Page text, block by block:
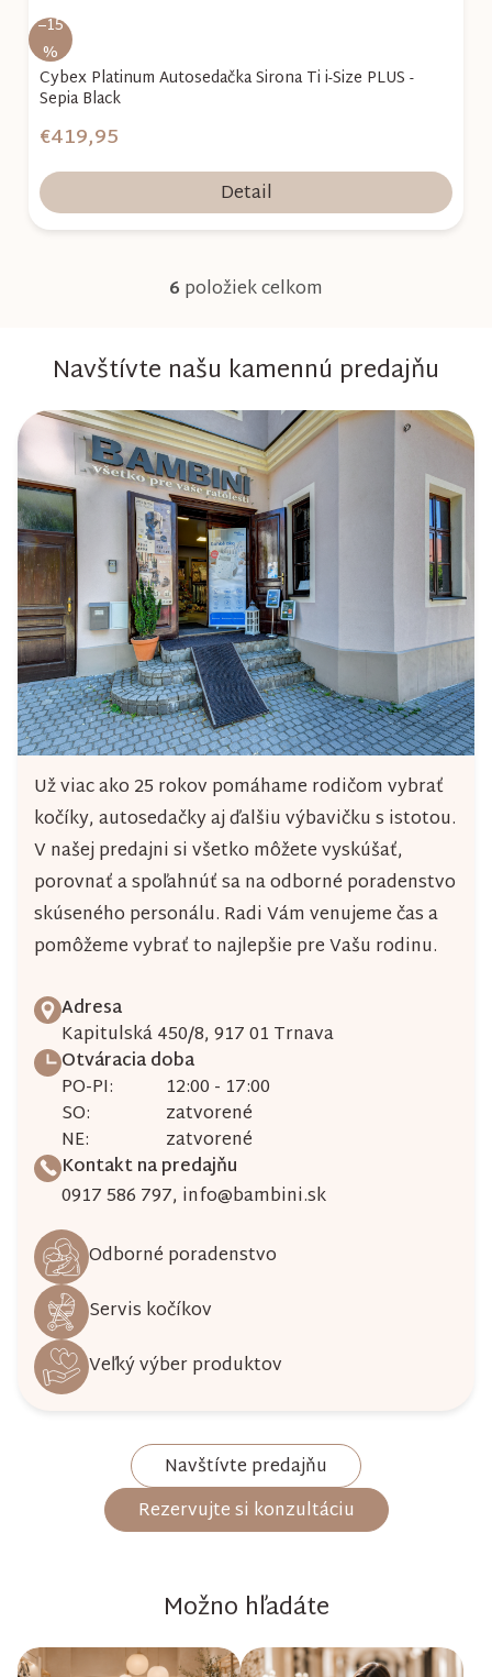
–15
%
Cybex Platinum Autosedačka Sirona Ti i-Size PLUS -
Sepia Black
€419,95
Detail
O
l
á
d
a
c
i
e
p
r
v
k
y
v
ý
p
i
s
6 položiek celkom
Navštívte našu kamennú predajňu
Už viac ako 25 rokov pomáhame rodičom vybrať
kočíky, autosedačky aj ďalšiu výbavičku s istotou.
V našej predajni si všetko môžete vyskúšať,
porovnať a spoľahnúť sa na odborné poradenstvo
skúseného personálu. Radi Vám venujeme čas a
pomôžeme vybrať to najlepšie pre Vašu rodinu.
Adresa
Kapitulská 450/8, 917 01 Trnava
Otváracia doba
PO-PI:
12:00 - 17:00
SO:
zatvorené
NE:
zatvorené
Kontakt na predajňu
0917 586 797, info@bambini.sk
Odborné poradenstvo
Servis kočíkov
Veľký výber produktov
Navštívte predajňu
Rezervujte si konzultáciu
Možno hľadáte